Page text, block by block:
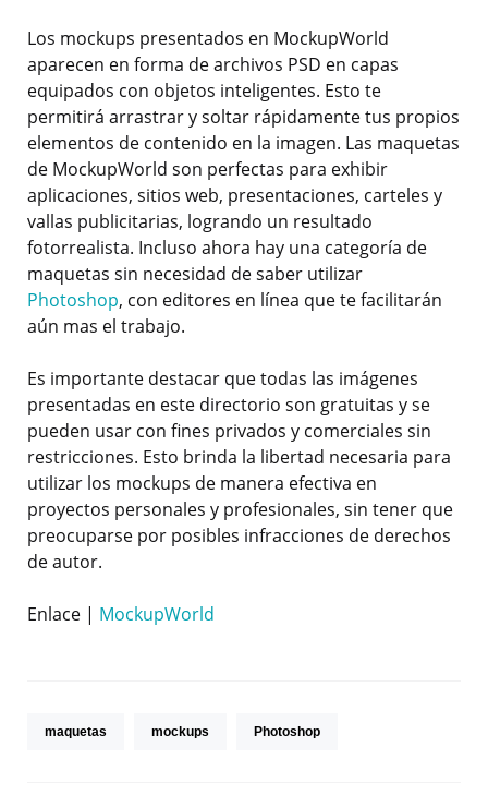
Los mockups presentados en MockupWorld
aparecen en forma de archivos PSD en capas
equipados con objetos inteligentes. Esto te
permitirá arrastrar y soltar rápidamente tus propios
elementos de contenido en la imagen. Las maquetas
de MockupWorld son perfectas para exhibir
aplicaciones, sitios web, presentaciones, carteles y
vallas publicitarias, logrando un resultado
fotorrealista. Incluso ahora hay una categoría de
maquetas sin necesidad de saber utilizar
Photoshop, con editores en línea que te facilitarán
aún mas el trabajo.
Es importante destacar que todas las imágenes
presentadas en este directorio son gratuitas y se
pueden usar con fines privados y comerciales sin
restricciones. Esto brinda la libertad necesaria para
utilizar los mockups de manera efectiva en
proyectos personales y profesionales, sin tener que
preocuparse por posibles infracciones de derechos
de autor.
Enlace | MockupWorld
maquetas mockups Photoshop